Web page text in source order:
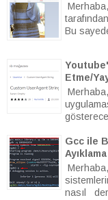
Bu
Etme/
Gcc ile
Ayıklama
nasıl